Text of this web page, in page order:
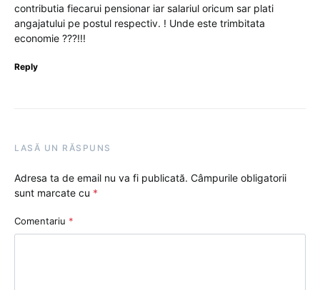
contributia fiecarui pensionar iar salariul oricum sar plati
angajatului pe postul respectiv. ! Unde este trimbitata
economie ???!!!
Reply
LASĂ UN RĂSPUNS
Adresa ta de email nu va fi publicată. Câmpurile obligatorii
sunt marcate cu *
Comentariu *